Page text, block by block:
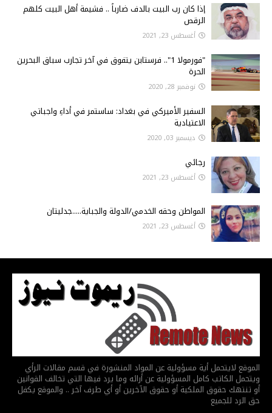
إذا كان رب البيت بالدف ضارباً .. فشيمة أهل البيت كلهم
الرقص
أغسطس 23, 2021
"فورمولا 1".. فرستابن يتفوق في آخر تجارب سباق البحرين
الحرة
نوفمبر 28, 2020
السفير الأميركي في بغداد: ساستمر في أداءِ واجباتي
الاعتيادية
ديسمبر 03, 2020
رجائي
أغسطس 23, 2021
المواطن وحقه الخدمي/الدولة والجباية.....جدليتان
أغسطس 23, 2021
الموقع لايتحمل أية مسؤولية عن المواد المنشورة في قسم مقالات الرأي
ويتحمل الكاتب كامل المسؤولية عن أرائه وما يرد فيها التي تخالف القوانين
أو تنتهك حقوق الملكية أو حقوق الآخرين أو أي طرف آخر .. والموقع يكفل
حق الرد للجميع